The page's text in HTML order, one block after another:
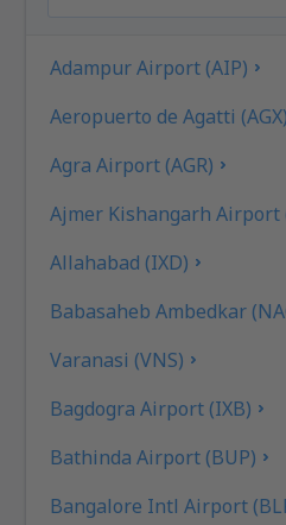
Adampur Airport (AIP)
Aeropuerto de Agatti (AGX)
Agra Airport (AGR)
Ajmer Kishangarh Airport
Allahabad (IXD)
Babasaheb Ambedkar
Varanasi (VNS)
Bagdogra Airport (IXB)
Bathinda Airport (BUP)
Bangalore Intl Airport